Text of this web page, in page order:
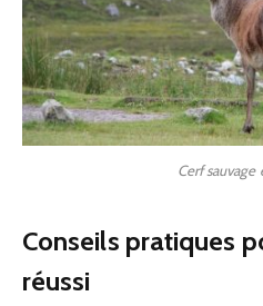
Cerf sauvage
Conseils pratiques
réussi